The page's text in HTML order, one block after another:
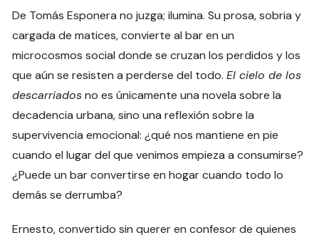
De Tomás Esponera no juzga; ilumina. Su prosa, sobria y
cargada de matices, convierte al bar en un
microcosmos social donde se cruzan los perdidos y los
que aún se resisten a perderse del todo.El cielo de los
descarriadosno es únicamente una novela sobre la
decadencia urbana, sino una reflexión sobre la
supervivencia emocional: ¿qué nos mantiene en pie
cuando el lugar del que venimos empieza a consumirse?
¿Puede un bar convertirse en hogar cuando todo lo
demás se derrumba?
Ernesto, convertido sin querer en confesor de quienes